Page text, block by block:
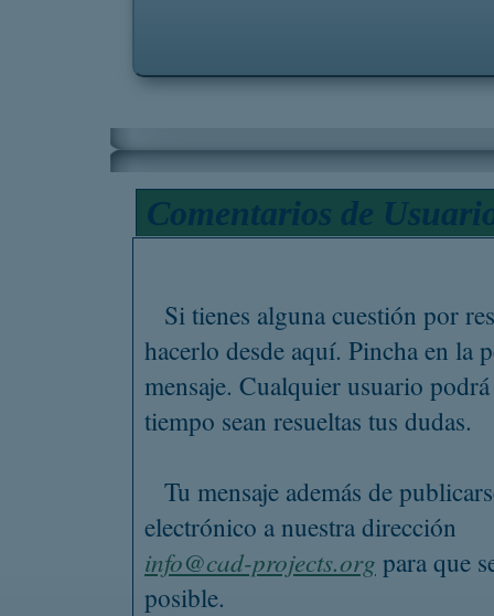
Comentarios de
Si tienes alguna cuestión por
hacerlo desde aquí. Pincha en la
mensaje. Cualquier usuario
tiempo sean resueltas tus dudas.
Tu mensaje además de
electrónico a nuestra dirección
info@cad-projects.org para que
posible.